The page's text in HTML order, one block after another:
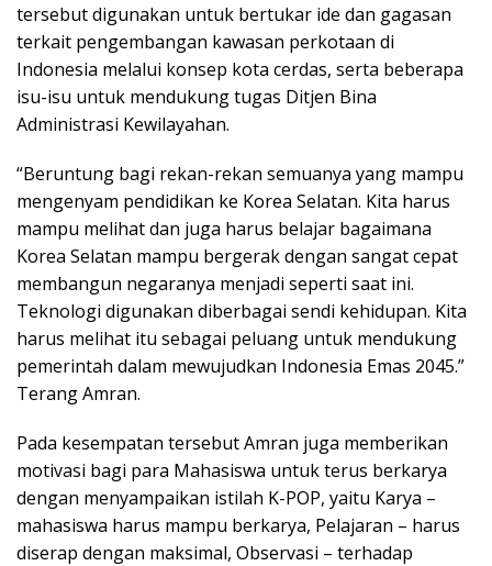
tersebut digunakan untuk bertukar ide dan gagasan
terkait pengembangan kawasan perkotaan di
Indonesia melalui konsep kota cerdas, serta beberapa
isu-isu untuk mendukung tugas Ditjen Bina
Administrasi Kewilayahan.
“Beruntung bagi rekan-rekan semuanya yang mampu
mengenyam pendidikan ke Korea Selatan. Kita harus
mampu melihat dan juga harus belajar bagaimana
Korea Selatan mampu bergerak dengan sangat cepat
membangun negaranya menjadi seperti saat ini.
Teknologi digunakan diberbagai sendi kehidupan. Kita
harus melihat itu sebagai peluang untuk mendukung
pemerintah dalam mewujudkan Indonesia Emas 2045.”
Terang Amran.
Pada kesempatan tersebut Amran juga memberikan
motivasi bagi para Mahasiswa untuk terus berkarya
dengan menyampaikan istilah K-POP, yaitu Karya –
mahasiswa harus mampu berkarya, Pelajaran – harus
diserap dengan maksimal, Observasi – terhadap